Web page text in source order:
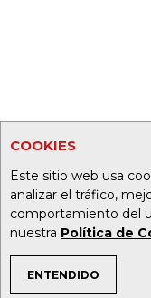
COOKIES
Este sitio web usa
analizar el tráfico,
comportamiento del
nuestra Política de
ENTENDIDO
TEMAS DE INTERÉS